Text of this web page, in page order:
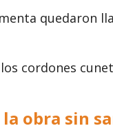
quedaron
cordones
obra sin